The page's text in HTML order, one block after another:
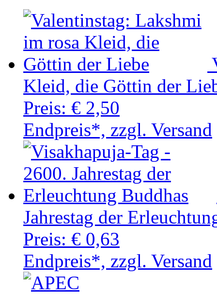
Kleid, die Göttin der
Preis: € 2,50
Endpreis*, zzgl. Versand
Jahrestag der
Preis: € 0,63
Endpreis*, zzgl. Versand